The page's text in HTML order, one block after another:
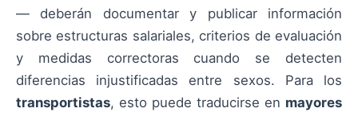
— deberán documentar y publicar información
sobre estructuras salariales, criterios de evaluación
y medidas correctoras cuando se detecten
diferencias injustificadas entre sexos. Para los
transportistas, esto puede traducirse en mayores